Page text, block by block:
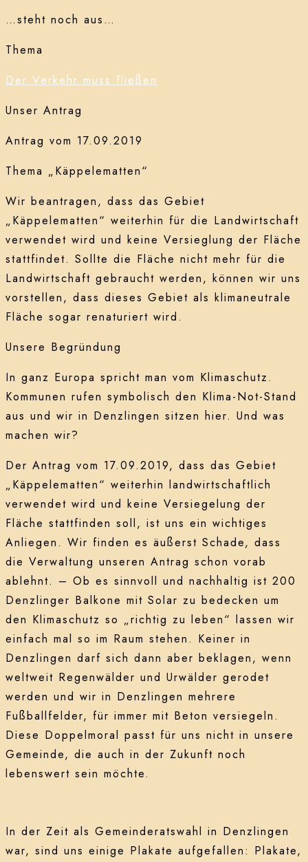
…steht noch aus…
Thema
Der Verkehr muss fließen
Unser Antrag
Antrag vom 17.09.2019
Thema „Käppelematten“
Wir beantragen, dass das Gebiet
„Käppelematten“ weiterhin für die Landwirtschaft
verwendet wird und keine Versieglung der Fläche
stattfindet. Sollte die Fläche nicht mehr für die
Landwirtschaft gebraucht werden, können wir uns
vorstellen, dass dieses Gebiet als klimaneutrale
Fläche sogar renaturiert wird.
Unsere Begründung
In ganz Europa spricht man vom Klimaschutz.
Kommunen rufen symbolisch den Klima-Not-Stand
aus und wir in Denzlingen sitzen hier. Und was
machen wir?
Der Antrag vom 17.09.2019, dass das Gebiet
„Käppelematten“ weiterhin landwirtschaftlich
verwendet wird und keine Versiegelung der
Fläche stattfinden soll, ist uns ein wichtiges
Anliegen. Wir finden es äußerst Schade, dass
die Verwaltung unseren Antrag schon vorab
ablehnt. – Ob es sinnvoll und nachhaltig ist 200
Denzlinger Balkone mit Solar zu bedecken um
den Klimaschutz so „richtig zu leben“ lassen wir
einfach mal so im Raum stehen. Keiner in
Denzlingen darf sich dann aber beklagen, wenn
weltweit Regenwälder und Urwälder gerodet
werden und wir in Denzlingen mehrere
Fußballfelder, für immer mit Beton versiegeln.
Diese Doppelmoral passt für uns nicht in unsere
Gemeinde, die auch in der Zukunft noch
lebenswert sein möchte.
In der Zeit als Gemeinderatswahl in Denzlingen
war, sind uns einige Plakate aufgefallen: Plakate,